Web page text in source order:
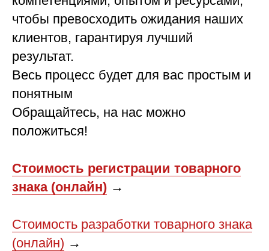
чтобы превосходить ожидания наших
клиентов, гарантируя лучший
результат.
Весь процесс будет для вас простым и
понятным
Обращайтесь, на нас можно
положиться!
Стоимость регистрации товарного
знака (онлайн) →
Стоимость разработки товарного знака
(онлайн) →